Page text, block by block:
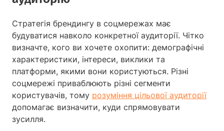
Стратегія брендингу в соцмережах має
будуватися навколо конкретної аудиторії. Чітко
визначте, кого ви хочете охопити: демографічні
характеристики, інтереси, виклики та
платформи, якими вони користуються. Різні
соцмережі приваблюють різні сегменти
користувачів, тому розуміння цільової аудиторії
допомагає визначити, куди спрямовувати
зусилля.